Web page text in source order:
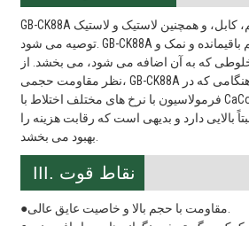
GB-CK88A برای استفاده در سیم، کابل، و همچنین لاستیک و لاستیک
توصیه می شود. GB-CK88A عایق عالی، مقدار کم باقیمانده و نمک و
که به آن اضافه می شود، می بخشد. از
نظر مقاومت حجمی، GB-CK88A مزیت برتری دارد. هنگامی که در
فرمولاسیون با نرخ های مختلف اختلاط با CaCo3 استفاده می شود، VR
بالایی دارد و بدیهی است که رقابت هزینه را
III. نقاط قوت